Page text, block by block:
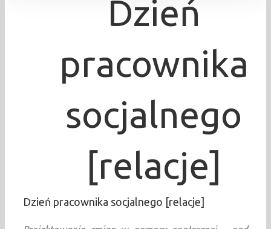
Dzień
pracownika
socjalnego
[relacje]
Dzień pracownika socjalnego [relacje]